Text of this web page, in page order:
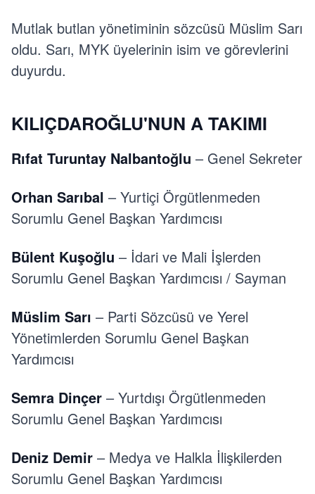
Mutlak butlan yönetiminin sözcüsü Müslim Sarı
oldu. Sarı, MYK üyelerinin isim ve görevlerini
duyurdu.
KILIÇDAROĞLU'NUN A TAKIMI
Rıfat Turuntay Nalbantoğlu – Genel Sekreter
Orhan Sarıbal – Yurtiçi Örgütlenmeden
Sorumlu Genel Başkan Yardımcısı
Bülent Kuşoğlu – İdari ve Mali İşlerden
Sorumlu Genel Başkan Yardımcısı / Sayman
Müslim Sarı – Parti Sözcüsü ve Yerel
Yönetimlerden Sorumlu Genel Başkan
Yardımcısı
Semra Dinçer – Yurtdışı Örgütlenmeden
Sorumlu Genel Başkan Yardımcısı
Deniz Demir – Medya ve Halkla İlişkilerden
Sorumlu Genel Başkan Yardımcısı